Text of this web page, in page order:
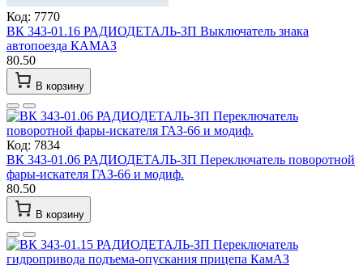
Код: 7770
ВК 343-01.16 РАДИОДЕТАЛЬ-ЗП Выключатель знака
автопоезда КАМАЗ
80.50
В корзину
Код: 7834
ВК 343-01.06 РАДИОДЕТАЛЬ-ЗП Переключатель поворотной
фары-искателя ГАЗ-66 и модиф.
80.50
В корзину